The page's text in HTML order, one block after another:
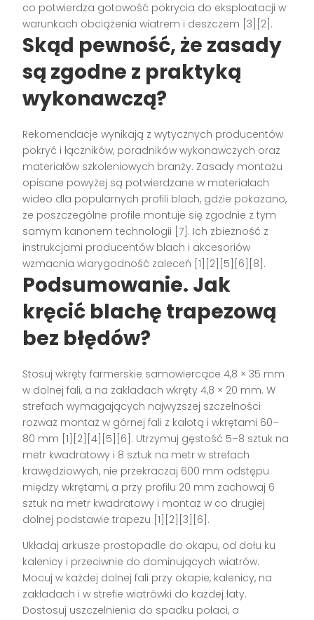
co potwierdza gotowość pokrycia do eksploatacji w
warunkach obciążenia wiatrem i deszczem [3][2].
Skąd pewność, że zasady
są zgodne z praktyką
wykonawczą?
Rekomendacje wynikają z wytycznych producentów
pokryć i łączników, poradników wykonawczych oraz
materiałów szkoleniowych branży. Zasady montażu
opisane powyżej są potwierdzane w materiałach
wideo dla popularnych profili blach, gdzie pokazano,
że poszczególne profile montuje się zgodnie z tym
samym kanonem technologii [7]. Ich zbieżność z
instrukcjami producentów blach i akcesoriów
wzmacnia wiarygodność zaleceń [1][2][5][6][8].
Podsumowanie. Jak
kręcić blachę trapezową
bez błędów?
Stosuj wkręty farmerskie samowiercące 4,8 × 35 mm
w dolnej fali, a na zakładach wkręty 4,8 × 20 mm. W
strefach wymagających najwyższej szczelności
rozważ montaż w górnej fali z kałotą i wkrętami 60–
80 mm [1][2][4][5][6]. Utrzymuj gęstość 5–8 sztuk na
metr kwadratowy i 8 sztuk na metr w strefach
krawędziowych, nie przekraczaj 600 mm odstępu
między wkrętami, a przy profilu 20 mm zachowaj 6
sztuk na metr kwadratowy i montaż w co drugiej
dolnej podstawie trapezu [1][2][3][6].
Układaj arkusze prostopadle do okapu, od dołu ku
kalenicy i przeciwnie do dominujących wiatrów.
Mocuj w każdej dolnej fali przy okapie, kalenicy, na
zakładach i w strefie wiatrówki do każdej łaty.
Dostosuj uszczelnienia do spadku połaci, a